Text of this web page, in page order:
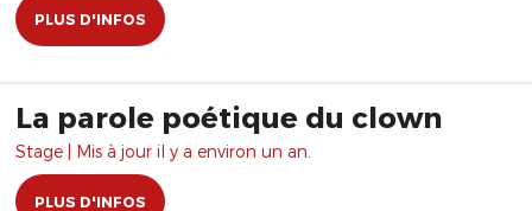
PLUS D'INFOS
La parole poétique du clown
Stage | Mis à jour il y a environ un an.
PLUS D'INFOS